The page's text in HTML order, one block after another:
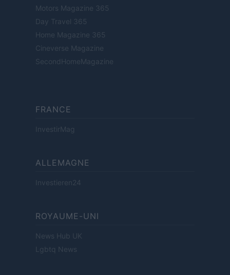
Motors Magazine 365
Day Travel 365
Home Magazine 365
Cineverse Magazine
SecondHomeMagazine
FRANCE
InvestirMag
ALLEMAGNE
Investieren24
ROYAUME-UNI
News Hub UK
Lgbtq News